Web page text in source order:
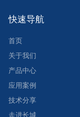
快速导航
首页
关于我们
产品中心
应用案例
技术分享
走进长城